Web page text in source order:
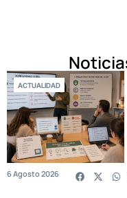
ACTUALIDAD
6 Agosto 2026